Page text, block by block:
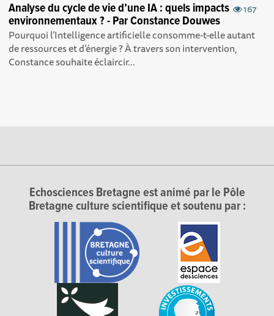
167
Analyse du cycle de vie d’une IA : quels impacts
environnementaux ? - Par Constance Douwes
Pourquoi l’Intelligence artificielle consomme-t-elle autant
de ressources et d’énergie ? À travers son intervention,
Constance souhaite éclaircir...
Echosciences Bretagne est animé par le Pôle
Bretagne culture scientifique et soutenu par :